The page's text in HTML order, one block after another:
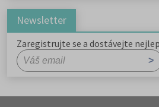
Newsletter
Zaregistrujte se a dostávejte